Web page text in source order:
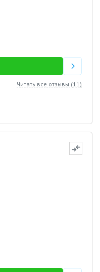
Читать все отзывы (11)